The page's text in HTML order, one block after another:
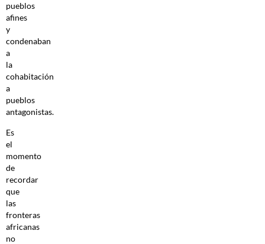
pueblos
afines
y
condenaban
a
la
cohabitación
a
pueblos
antagonistas.
Es
el
momento
de
recordar
que
las
fronteras
africanas
no